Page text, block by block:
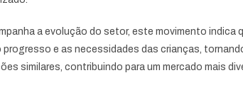
a evolução do setor, este movimento
progresso e as necessidades das crianças,
similares, contribuindo para um mercado mais